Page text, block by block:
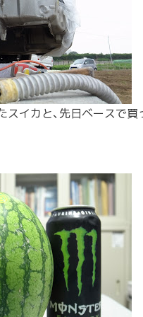
スイカと、先日ベースで買